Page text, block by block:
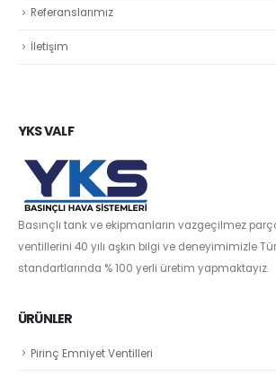
Referanslarımız
İletişim
YKS VALF
Basınçlı tank ve ekipmanların vazgeçilmez
ventillerini 40 yılı aşkın bilgi ve deneyimimizle
standartlarında % 100 yerli üretim yapmaktayız.
ÜRÜNLER
Pirinç Emniyet Ventilleri